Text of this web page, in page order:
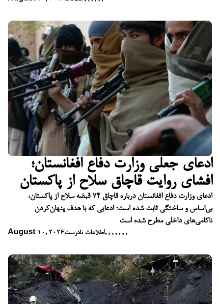
ادعای جعلی وزارت دفاع افغانستان؛
افشای روایت قاچاق سلاح از پاکستان
ادعای وزارت دفاع افغانستان درباره قاچاق ۷۴ قبضه سلاح از پاکستان،
بی‌اساس و ساختگی ثابت شده است؛ ادعایی که با هدف پنهان‌کردن
ناکامی‌های داخلی مطرح شده است
August 10, 2026اطلاعات نادرست, , , , , , ,